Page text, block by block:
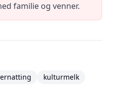
familie og venner.
kulturmelk